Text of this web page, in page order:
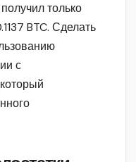
только
BTC. Сделать
с